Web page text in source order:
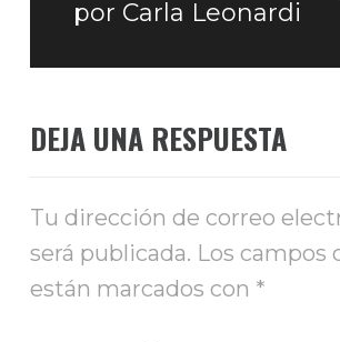
por Carla Leonardi
DEJA UNA RESPUESTA
Tu dirección de correo
será publicada. Los campos
están marcados con *